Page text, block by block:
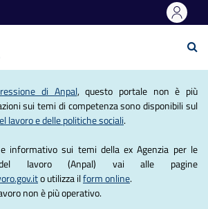
Nazionale
di Anpal, questo portale non è più
sui temi di competenza sono disponibili sul
lavoro e delle politiche sociali.
informativo sui temi della ex Agenzia per le
lavoro (Anpal) vai alle pagine
o utilizza ilform online.
non è più operativo.